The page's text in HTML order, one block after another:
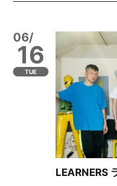
06/
16
TUE
LEARNERS